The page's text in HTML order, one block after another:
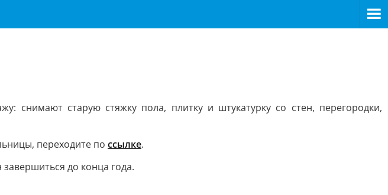
снимают старую стяжку пола, плитку и штукатурку со стен, перегородки,
переходите по ссылке.
до конца года.